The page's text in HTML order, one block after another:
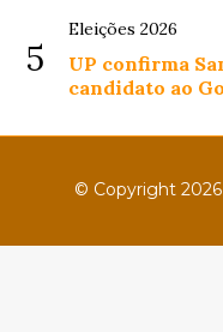
5
Eleições 2026
UP confirma
candidato ao
© Copyright